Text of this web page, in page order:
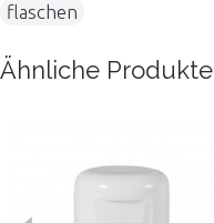
flaschen
Ähnliche Produkte